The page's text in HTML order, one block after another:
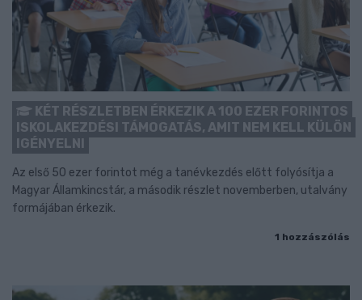
KÉT RÉSZLETBEN ÉRKEZIK A 100 EZER FORINTOS
ISKOLAKEZDÉSI TÁMOGATÁS, AMIT NEM KELL KÜLÖN
IGÉNYELNI
Az első 50 ezer forintot még a tanévkezdés előtt folyósítja a
Magyar Államkincstár, a második részlet novemberben, utalvány
formájában érkezik.
1 hozzászólás